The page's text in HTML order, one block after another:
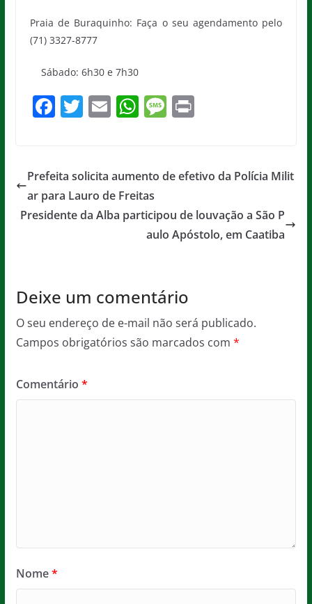
Praia de Buraquinho: Faça o seu agendamento pelo
(71) 3327-8777
Sábado: 6h30 e 7h30
F
e
b
o
T
er
E
l
W
s
A
p
p
M
a
e
Pr
Prefeita solicita aumento de efetivo da Polícia Milit
ar para Lauro de Freitas
Presidente da Alba participou de louvação a São P
aulo Apóstolo, em Caatiba
Deixe um comentário
O seu endereço de e-mail não será publicado.
Campos obrigatórios são marcados com *
Comentário *
Nome*